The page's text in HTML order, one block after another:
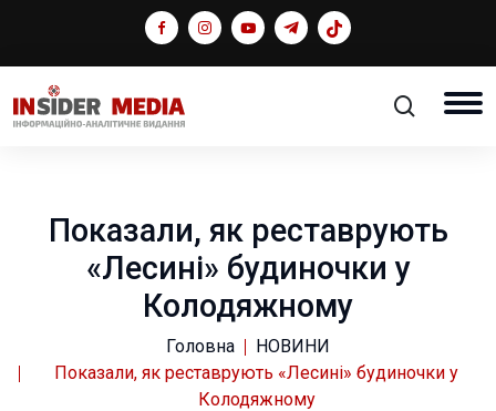
Показали, як реставрують
«Лесині» будиночки у
Колодяжному
Головна
НОВИНИ
Показали, як реставрують «Лесині» будиночки у
Колодяжному